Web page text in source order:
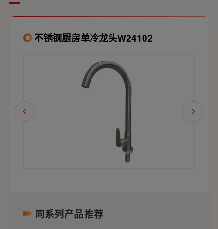
不锈钢厨房单冷龙头W24102
同系列产品推荐